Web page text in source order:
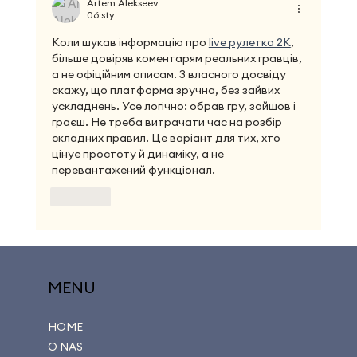
Artem Alekseev
06 sty
Коли шукав інформацію про live рулетка 2К,
більше довіряв коментарям реальних гравців,
а не офіційним описам. З власного досвіду
скажу, що платформа зручна, без зайвих
ускладнень. Усе логічно: обрав гру, зайшов і
граєш. Не треба витрачати час на розбір
складних правил. Це варіант для тих, хто
цінує простоту й динаміку, а не
перевантажений функціонал.
MENU
HOME
O NAS